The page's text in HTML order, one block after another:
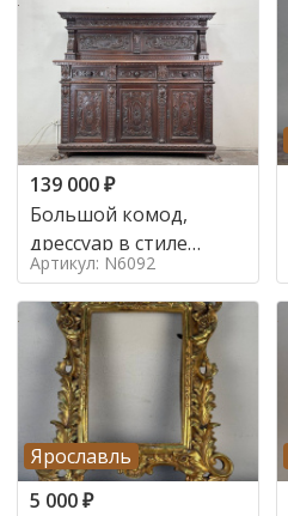
139 000₽
Большой комод,
дрессуар в стиле
ренессанс,
Артикул: N6092
Ярославль
5 000₽